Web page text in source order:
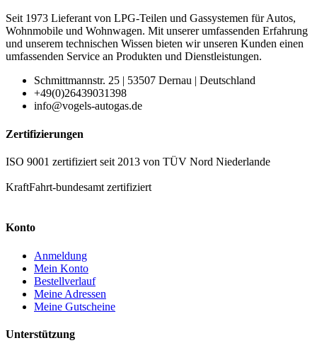
Seit 1973 Lieferant von LPG-Teilen und Gassystemen für Autos,
Wohnmobile und Wohnwagen. Mit unserer umfassenden Erfahrung
und unserem technischen Wissen bieten wir unseren Kunden einen
umfassenden Service an Produkten und Dienstleistungen.
Schmittmannstr. 25 | 53507 Dernau | Deutschland
+49(0)26439031398
info@vogels-autogas.de
Zertifizierungen
ISO 9001 zertifiziert seit 2013 von TÜV Nord Niederlande
KraftFahrt-bundesamt zertifiziert
Konto
Anmeldung
Mein Konto
Bestellverlauf
Meine Adressen
Meine Gutscheine
Unterstützung